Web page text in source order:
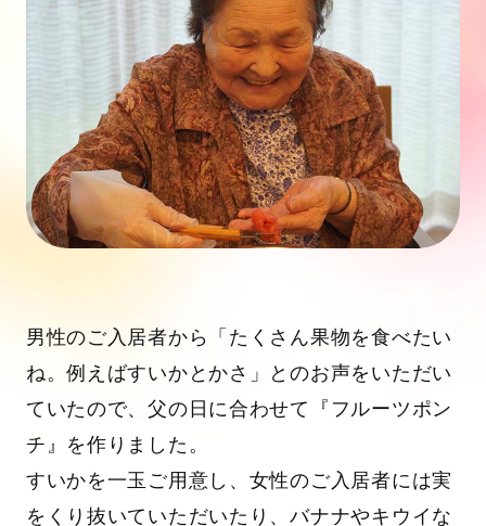
男性のご入居者から「たくさん果物を食べたい
ね。例えばすいかとかさ」とのお声をいただい
ていたので、父の日に合わせて『フルーツポン
チ』を作りました。
すいかを一玉ご用意し、女性のご入居者には実
をくり抜いていただいたり、バナナやキウイな